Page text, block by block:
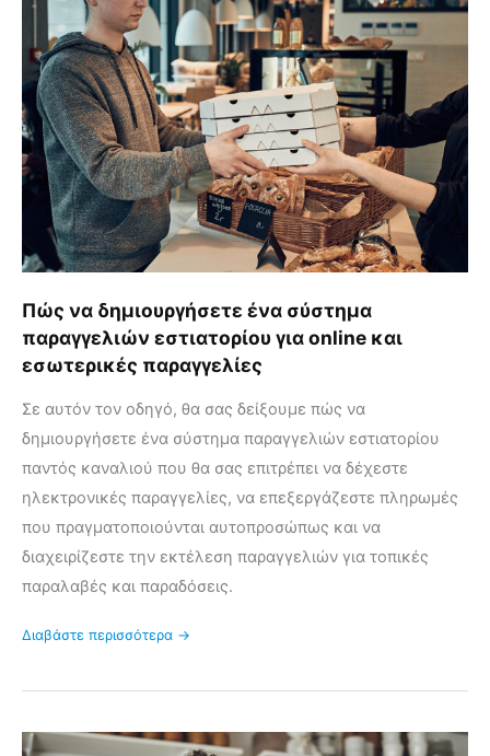
Πώς να δημιουργήσετε ένα σύστημα
παραγγελιών εστιατορίου για online και
εσωτερικές παραγγελίες
Σε αυτόν τον οδηγό, θα σας δείξουμε πώς να
δημιουργήσετε ένα σύστημα παραγγελιών εστιατορίου
παντός καναλιού που θα σας επιτρέπει να δέχεστε
ηλεκτρονικές παραγγελίες, να επεξεργάζεστε πληρωμές
που πραγματοποιούνται αυτοπροσώπως και να
διαχειρίζεστε την εκτέλεση παραγγελιών για τοπικές
παραλαβές και παραδόσεις.
να
δημιουργήσετε
ένα
σύστημα
παραγγελιών
εστιατορίου
για
online
εσωτερικές
παραγγελίες
Διαβάστε περισσότερα →
Εισαγωγή